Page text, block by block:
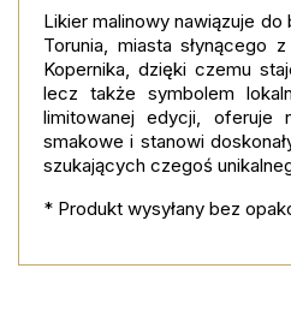
Likier malinowy nawiązuje do
Torunia, miasta słynącego
Kopernika, dzięki czemu
lecz także symbolem
limitowanej edycji, oferuje
smakowe i stanowi
szukających czegoś
* Produkt wysyłany bez